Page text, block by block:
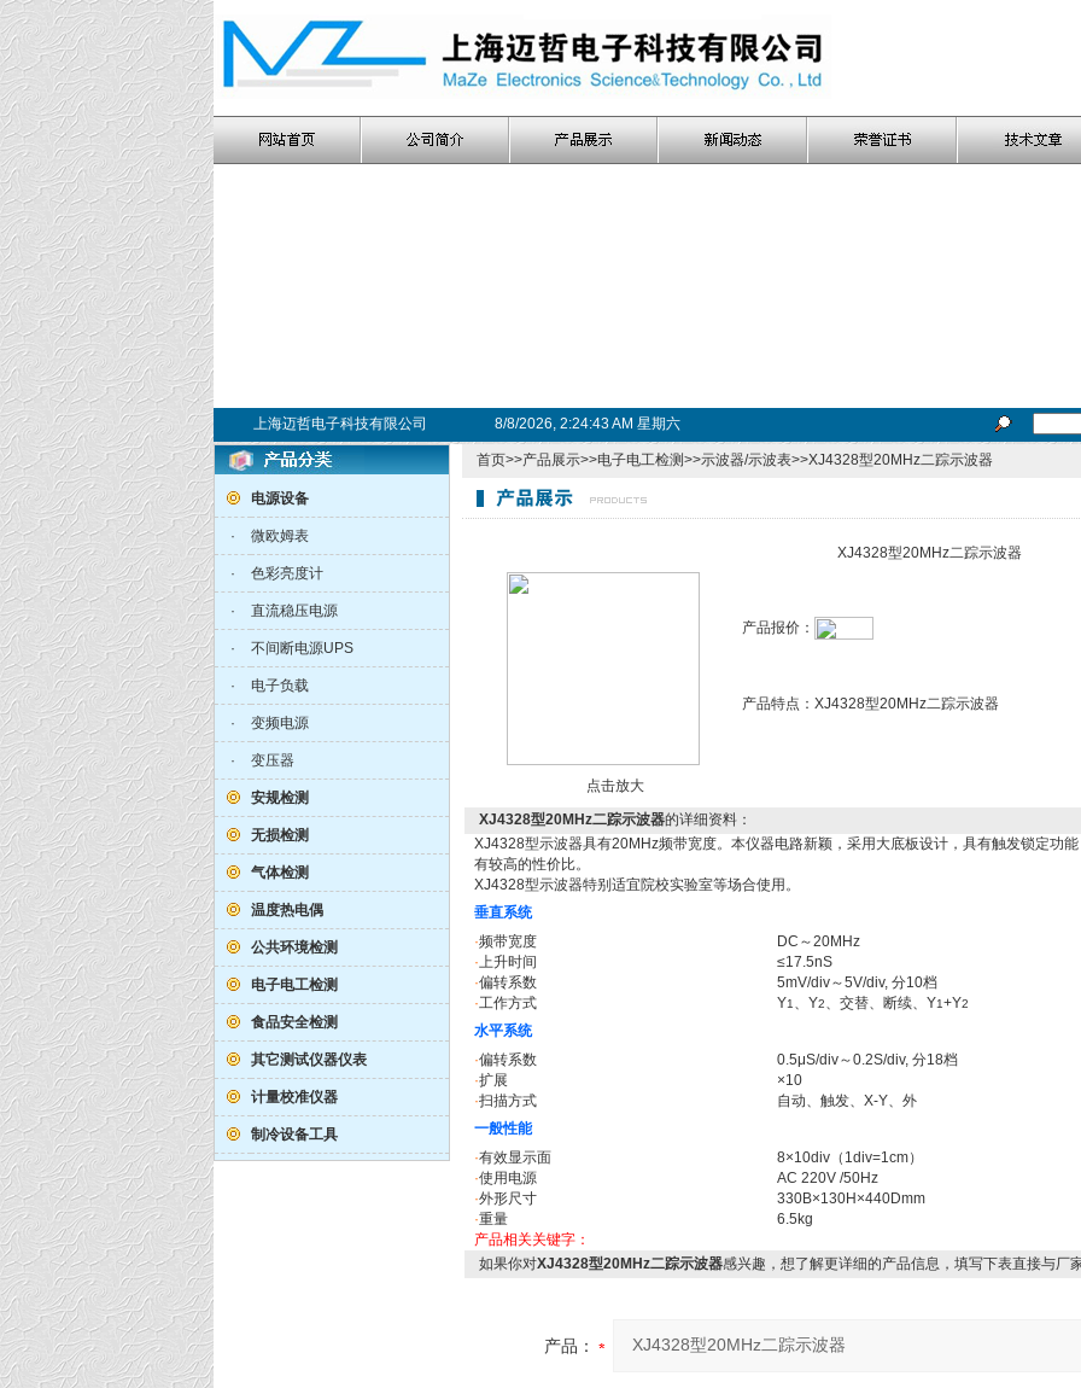
上海迈哲电子科技有限公司 8/8/2026, 2:24:43 AM 星期六
电源设备
· 微欧姆表
· 色彩亮度计
· 直流稳压电源
· 不间断电源UPS
· 电子负载
· 变频电源
· 变压器
安规检测
无损检测
气体检测
温度热电偶
公共环境检测
电子电工检测
食品安全检测
其它测试仪器仪表
计量校准仪器
制冷设备工具
首页>>产品展示>>电子电工检测>>示波器/示波表>>XJ4328型20MHz二踪示波器
XJ4328型20MHz二踪示波器
点击放大
产品报价：
产品特点： XJ4328型20MHz二踪示波器
XJ4328型20MHz二踪示波器的详细资料：
XJ4328型示波器具有20MHz频带宽度。本仪器电路新颖，采用大底板设计，具有触发锁定功
有较高的性价比。
XJ4328型示波器特别适宜院校实验室等场合使用。
垂直系统
·频带宽度
DC～20MHz
·上升时间
≤17.5nS
·偏转系数
5mV/div～5V/div, 分10档
·工作方式 Y1 、Y2、交替、断续、Y1+Y2
水平系统
·偏转系数
0.5μS/div～0.2S/div, 分18档
·扩展
×10
·扫描方式
自动、触发、X-Y、外
一般性能
·有效显示面
8×10div（1div=1cm）
·使用电源
AC 220V /50Hz
·外形尺寸
330B×130H×440Dmm
·重量
6.5kg
产品相关关键字：
如果你对XJ4328型20MHz二踪示波器感兴趣，想了解更详细的产品信息，填写下表直接与厂
产品：